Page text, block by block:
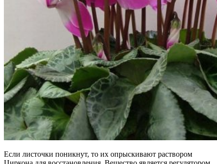
Если листочки поникнут, то их опрыскивают раствором